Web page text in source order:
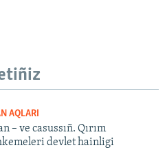
AQLARI
– ve casussıñ. Qırım
devlet hainligi